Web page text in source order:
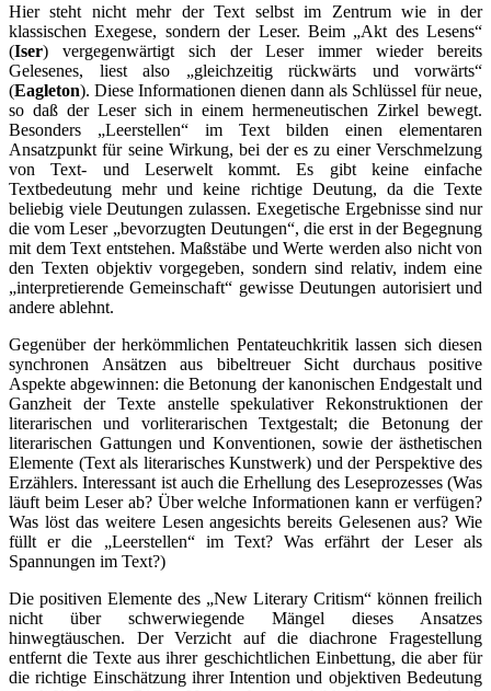
Hier steht nicht mehr der Text selbst im Zentrum wie in der
klassischen Exegese, sondern der Leser. Beim „Akt des Lesens“
(Iser) vergegenwärtigt sich der Leser immer wieder bereits
Gelesenes, liest also „gleichzeitig rückwärts und vorwärts“
(Eagleton). Diese Informationen dienen dann als Schlüssel für neue,
so daß der Leser sich in einem hermeneutischen Zirkel bewegt.
Besonders „Leerstellen“ im Text bilden einen elementaren
Ansatzpunkt für seine Wirkung, bei der es zu einer Verschmelzung
von Text- und Leserwelt kommt. Es gibt keine einfache
Textbedeutung mehr und keine richtige Deutung, da die Texte
beliebig viele Deutungen zulassen. Exegetische Ergebnisse sind nur
die vom Leser „bevorzugten Deutungen“, die erst in der Begegnung
mit dem Text entstehen. Maßstäbe und Werte werden also nicht von
den Texten objektiv vorgegeben, sondern sind relativ, indem eine
„interpretierende Gemeinschaft“ gewisse Deutungen autorisiert und
andere ablehnt.
Gegenüber der herkömmlichen Pentateuchkritik lassen sich diesen
synchronen Ansätzen aus bibeltreuer Sicht durchaus positive
Aspekte abgewinnen: die Betonung der kanonischen Endgestalt und
Ganzheit der Texte anstelle spekulativer Rekonstruktionen der
literarischen und vorliterarischen Textgestalt; die Betonung der
literarischen Gattungen und Konventionen, sowie der ästhetischen
Elemente (Text als literarisches Kunstwerk) und der Perspektive des
Erzählers. Interessant ist auch die Erhellung des Leseprozesses (Was
läuft beim Leser ab? Über welche Informationen kann er verfügen?
Was löst das weitere Lesen angesichts bereits Gelesenen aus? Wie
füllt er die „Leerstellen“ im Text? Was erfährt der Leser als
Spannungen im Text?)
Die positiven Elemente des „New Literary Critism“ können freilich
nicht über schwerwiegende Mängel dieses Ansatzes
hinwegtäuschen. Der Verzicht auf die diachrone Fragestellung
entfernt die Texte aus ihrer geschichtlichen Einbettung, die aber für
die richtige Einschätzung ihrer Intention und objektiven Bedeutung